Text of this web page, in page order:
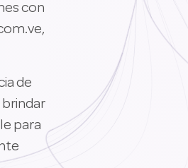
con
de
brindar
para